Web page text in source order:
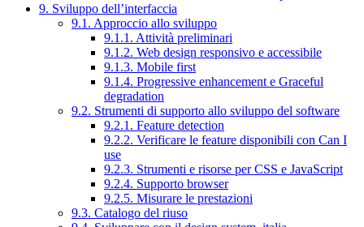
9. Sviluppo dell’interfaccia
9.1. Approccio allo sviluppo
9.1.1. Attività preliminari
9.1.2. Web design responsivo e accessibile
9.1.3. Mobile first
9.1.4. Progressive enhancement e Graceful
degradation
9.2. Strumenti di supporto allo sviluppo del software
9.2.1. Feature detection
9.2.2. Verificare le feature disponibili con Can I
use
9.2.3. Strumenti e risorse per CSS e JavaScript
9.2.4. Supporto browser
9.2.5. Misurare le prestazioni
9.3. Catalogo del riuso